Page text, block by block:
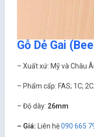
Gỗ Dẻ Gai
– Xuất xứ: Mỹ và Châu
– Phẩm cấp: FAS; 1C;
– Độ dày: 26mm
– Giá: Liên hệ090 665